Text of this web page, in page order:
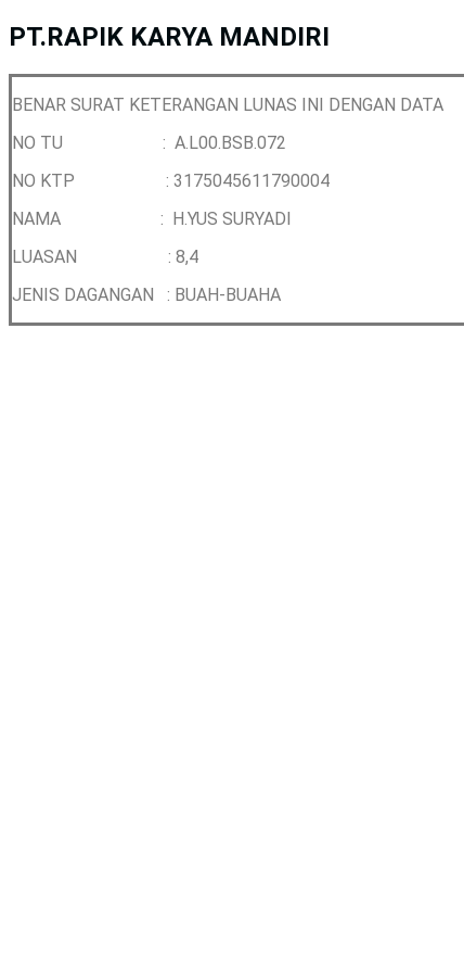
PT.RAPIK KARYA MANDIRI
BENAR SURAT KETERANGAN LUNAS INI DENGAN DATA
NO TU : A.L00.BSB.072
NO KTP : 3175045611790004
NAMA : H.YUS SURYADI
LUASAN : 8,4
JENIS DAGANGAN : BUAH-BUAHA